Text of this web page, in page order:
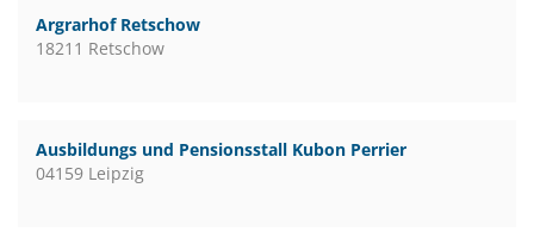
Argrarhof Retschow
18211 Retschow
Ausbildungs und Pensionsstall Kubon Perrier
04159 Leipzig